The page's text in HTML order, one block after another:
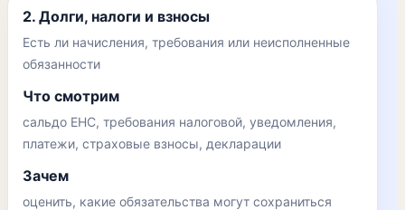
2. Долги, налоги и взносы
Есть ли начисления, требования или неисполненные
обязанности
Что смотрим
сальдо ЕНС, требования налоговой, уведомления,
платежи, страховые взносы, декларации
Зачем
оценить, какие обязательства могут сохраниться